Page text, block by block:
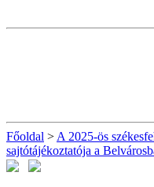
Főoldal > A 2025-ös
sajtótájékoztatója a